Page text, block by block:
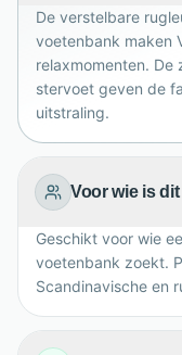
kleur Shell voor
De verstelbare
voetenbank maken
relaxmomenten.
stervoet geven de
uitstraling.
Voor wie is
Geschikt voor wie
voetenbank zoekt.
Scandinavische en